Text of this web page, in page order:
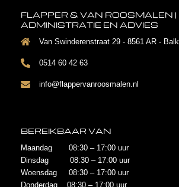
FLAPPER & VAN ROOSMALEN |
ADMINISTRATIE EN ADVIES
Van Swinderenstraat 29 - 8561 AR - Balk
0514 60 42 63
info@flappervanroosmalen.nl
BEREIKBAAR VAN
Maandag 08:30 – 17:00 uur
Dinsdag 08:30 – 17:00 uur
Woensdag 08:30 – 17:00 uur
Donderdag 08:30 – 17:00 uur